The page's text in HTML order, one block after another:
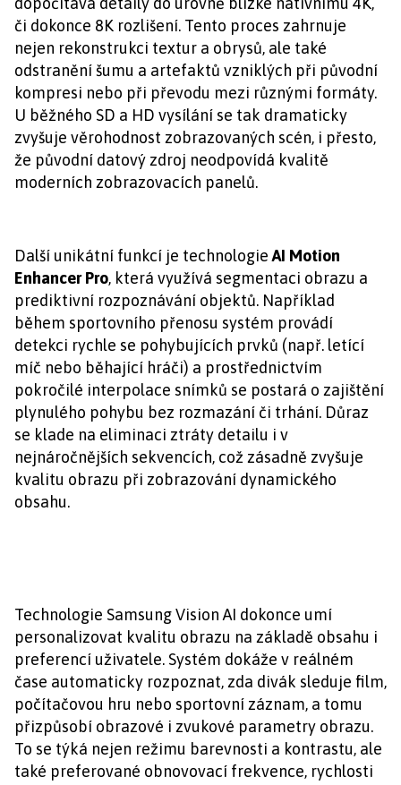
či dokonce 8K rozlišení. Tento proces zahrnuje
nejen rekonstrukci textur a obrysů, ale také
odstranění šumu a artefaktů vzniklých při původní
kompresi nebo při převodu mezi různými formáty.
U běžného SD a HD vysílání se tak dramaticky
zvyšuje věrohodnost zobrazovaných scén, i přesto,
že původní datový zdroj neodpovídá kvalitě
moderních zobrazovacích panelů.
Další unikátní funkcí je technologieAI Motion
Enhancer Pro, která využívá segmentaci obrazu a
prediktivní rozpoznávání objektů. Například
během sportovního přenosu systém provádí
detekci rychle se pohybujících prvků (např. letící
míč nebo běhající hráči) a prostřednictvím
pokročilé interpolace snímků se postará o zajištění
plynulého pohybu bez rozmazání či trhání. Důraz
se klade na eliminaci ztráty detailu i v
nejnáročnějších sekvencích, což zásadně zvyšuje
kvalitu obrazu při zobrazování dynamického
obsahu.
Technologie Samsung Vision AI dokonce umí
personalizovat kvalitu obrazu na základě obsahu i
preferencí uživatele. Systém dokáže v reálném
čase automaticky rozpoznat, zda divák sleduje film,
počítačovou hru nebo sportovní záznam, a tomu
přizpůsobí obrazové i zvukové parametry obrazu.
To se týká nejen režimu barevnosti a kontrastu, ale
také preferované obnovovací frekvence, rychlosti